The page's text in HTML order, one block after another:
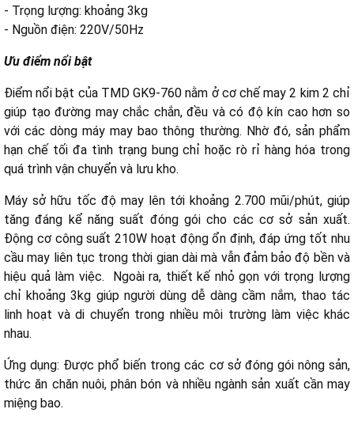
- Trọng lượng: khoảng 3kg
- Nguồn điện: 220V/50Hz
Ưu điểm nổi bật
Điểm nổi bật của TMD GK9-760 nằm ở cơ chế may 2 kim 2 chỉ
giúp tạo đường may chắc chắn, đều và có độ kín cao hơn so
với các dòng máy may bao thông thường. Nhờ đó, sản phẩm
hạn chế tối đa tình trạng bung chỉ hoặc rò rỉ hàng hóa trong
quá trình vận chuyển và lưu kho.
Máy sở hữu tốc độ may lên tới khoảng 2.700 mũi/phút, giúp
tăng đáng kể năng suất đóng gói cho các cơ sở sản xuất.
Động cơ công suất 210W hoạt động ổn định, đáp ứng tốt nhu
cầu may liên tục trong thời gian dài mà vẫn đảm bảo độ bền và
hiệu quả làm việc. Ngoài ra, thiết kế nhỏ gọn với trọng lượng
chỉ khoảng 3kg giúp người dùng dễ dàng cầm nắm, thao tác
linh hoạt và di chuyển trong nhiều môi trường làm việc khác
nhau.
Ứng dụng: Được phổ biến trong các cơ sở đóng gói nông sản,
thức ăn chăn nuôi, phân bón và nhiều ngành sản xuất cần may
miệng bao.